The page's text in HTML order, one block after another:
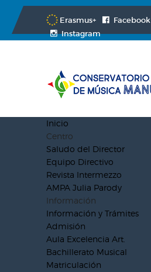
Erasmus+ Facebook
Instagram
Inicio
Centro
Saludo del Director
Equipo Directivo
Revista Intermezzo
AMPA Julia Parody
Información
Información y Trámites
Admisión
Aula Excelencia Art.
Bachillerato Musical
Matriculación